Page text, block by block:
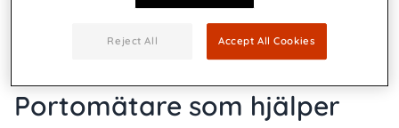
Portomätare som hjälper
Reject All Accept All Cookies